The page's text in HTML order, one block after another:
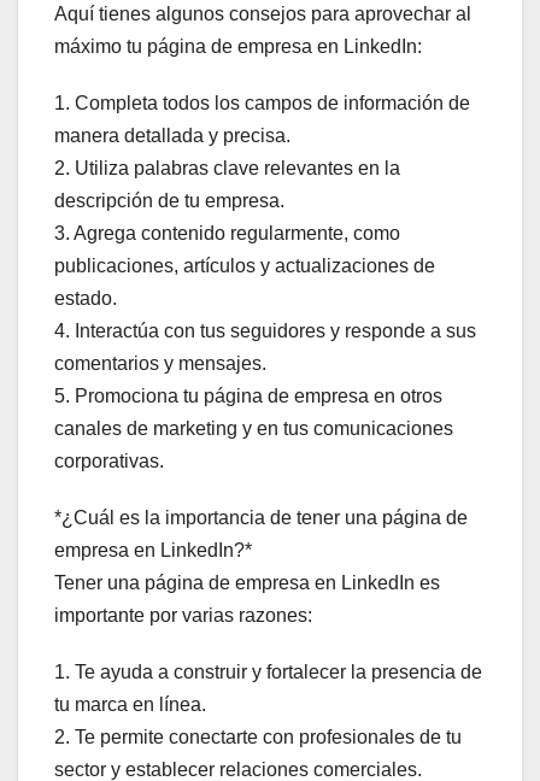
Aquí tienes algunos consejos para aprovechar al
máximo tu página de empresa en LinkedIn:
1. Completa todos los campos de información de
manera detallada y precisa.
2. Utiliza palabras clave relevantes en la
descripción de tu empresa.
3. Agrega contenido regularmente, como
publicaciones, artículos y actualizaciones de
estado.
4. Interactúa con tus seguidores y responde a sus
comentarios y mensajes.
5. Promociona tu página de empresa en otros
canales de marketing y en tus comunicaciones
corporativas.
*¿Cuál es la importancia de tener una página de
empresa en LinkedIn?*
Tener una página de empresa en LinkedIn es
importante por varias razones:
1. Te ayuda a construir y fortalecer la presencia de
tu marca en línea.
2. Te permite conectarte con profesionales de tu
sector y establecer relaciones comerciales.